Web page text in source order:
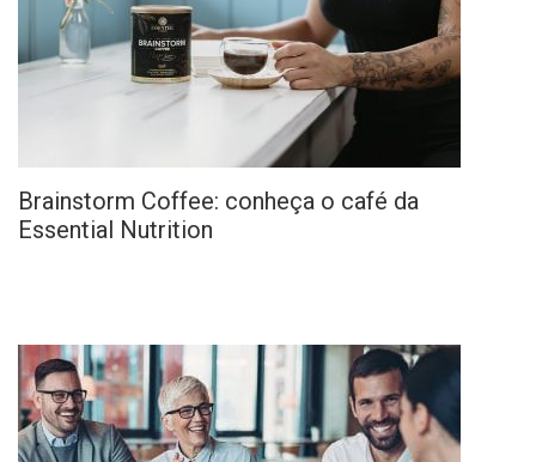
Brainstorm Coffee: conheça o café da
Essential Nutrition